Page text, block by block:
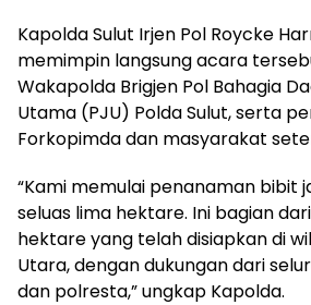
Kapolda Sulut Irjen Pol Roycke
memimpin langsung acara
Wakapolda Brigjen Pol Bahagia
Utama (PJU) Polda Sulut, serta
Forkopimda dan masyarakat
“Kami memulai penanaman bibit
seluas lima hektare. Ini bagian
hektare yang telah disiapkan di
Utara, dengan dukungan dari
dan polresta,” ungkap Kapolda.